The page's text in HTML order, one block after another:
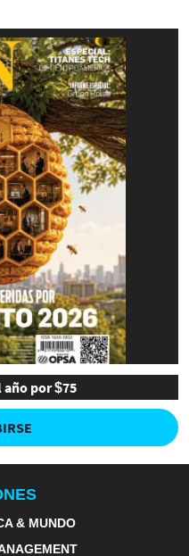
año por $75
& MUNDO